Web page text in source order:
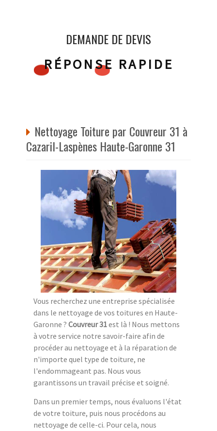
DEMANDE DE DEVIS
RÉPONSE RAPIDE
Nettoyage Toiture par Couvreur 31 à
Cazaril-Laspènes Haute-Garonne 31
Vous recherchez une entreprise spécialisée
dans le nettoyage de vos toitures en Haute-
Garonne ? Couvreur 31est là ! Nous mettons
à votre service notre savoir-faire afin de
procéder au nettoyage et à la réparation de
n'importe quel type de toiture, ne
l'endommageant pas. Nous vous
garantissons un travail précise et soigné.
Dans un premier temps, nous évaluons l'état
de votre toiture, puis nous procédons au
nettoyage de celle-ci. Pour cela, nous